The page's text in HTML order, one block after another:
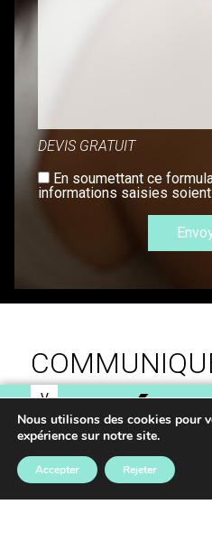
DEVIS GRATUIT
En soumettant ce
informations saisies
V
O
S
RÉALISONS
Nous utilisons des cookies pour
expérience sur notre site.
Accepter Rejeter